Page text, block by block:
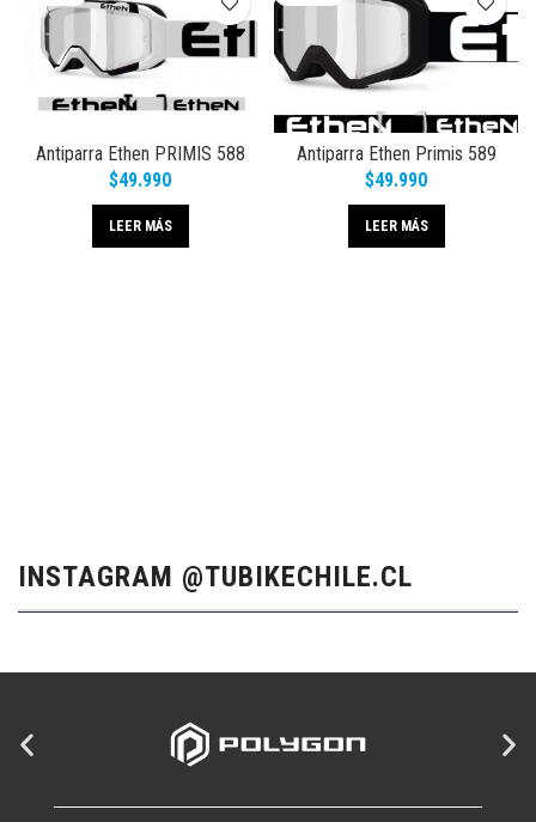
Antiparra Ethen PRIMIS 588
$49.990
LEER MÁS
Antiparra Ethen Primis 589
$49.990
LEER MÁS
INSTAGRAM @TUBIKECHILE.CL